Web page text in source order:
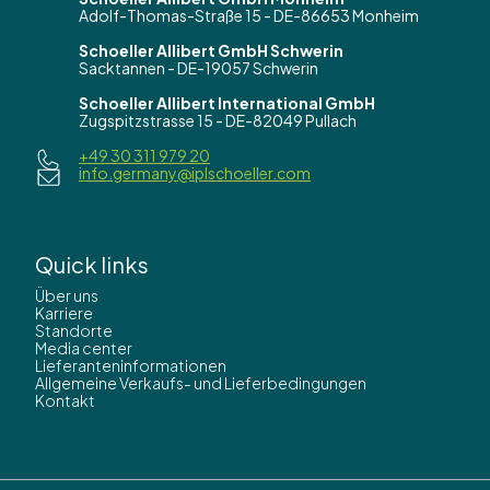
Adolf-Thomas-Straße 15 - DE-86653 Monheim
Schoeller Allibert GmbH Schwerin
Sacktannen - DE-19057 Schwerin
Schoeller Allibert International GmbH
Zugspitzstrasse 15 - DE-82049 Pullach
+49 30 311 979 20
info.germany@iplschoeller.com
Quick links
Über uns
Karriere
Standorte
Media center
Lieferanteninformationen
Allgemeine Verkaufs- und Lieferbedingungen
Kontakt